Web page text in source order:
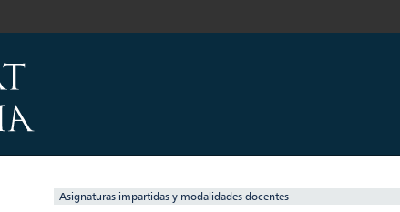
Asignaturas impartidas y modalidades docentes